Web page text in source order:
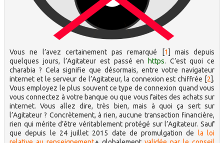
Vous ne l’avez certainement pas remarqué [1] mais depuis
quelques jours, l’Agitateur est passé en
https. C’est quoi ce
charabia ? Cela signifie que désormais, entre votre navigateur
internet et le serveur de l’Agitateur, la connexion est chiffrée [2].
Vous employez le plus souvent ce type de connexion quand vous
vous connectez à votre banque ou que vous faites des achats sur
internet. Vous allez dire, très bien, mais à quoi ça sert sur
l’Agitateur ? Concrètement, à rien, aucune transaction financière,
rien qui mérite d’être véritablement protégé sur l’Agitateur. Sauf
que depuis le 24 juillet 2015 date de promulgation de la loi